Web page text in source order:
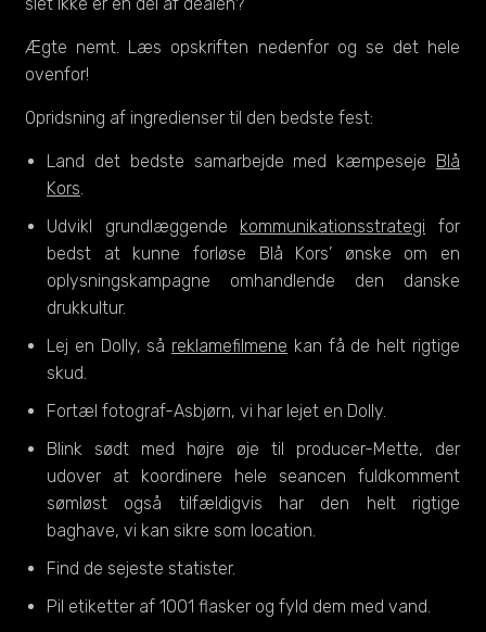
Ægte nemt. Læs opskriften nedenfor og se det hele
ovenfor!
Opridsning af ingredienser til den bedste fest:
Land det bedste samarbejde med kæmpeseje Blå
Kors
Udvikl grundlæggende kommunikationsstrategi for
bedst at kunne forløse Blå Kors’ ønske om en
oplysningskampagne omhandlende den danske
drukkultur.
Lej en Dolly, så reklamefilmene kan få de helt rigtige
skud.
Fortæl fotograf-Asbjørn, vi har lejet en Dolly.
Blink sødt med højre øje til producer-Mette, der
udover at koordinere hele seancen fuldkomment
sømløst også tilfældigvis har den helt rigtige
baghave, vi kan sikre som location.
Find de sejeste statister.
Pil etiketter af 1001 flasker og fyld dem med vand.